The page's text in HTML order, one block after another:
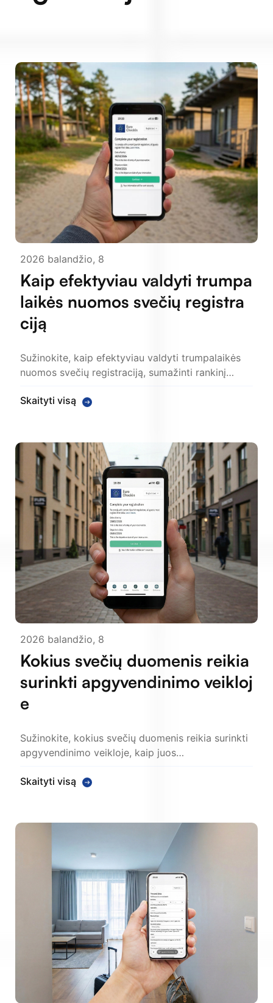
2026 balandžio, 8
Kaip efektyviau valdyti trumpa
laikės nuomos svečių registra
ciją
Sužinokite, kaip efektyviau valdyti trumpalaikės
nuomos svečių registraciją, sumažinti rankinį…
Skaityti visą
2026 balandžio, 8
Kokius svečių duomenis reikia
surinkti apgyvendinimo veikloj
e
Sužinokite, kokius svečių duomenis reikia surinkti
apgyvendinimo veikloje, kaip juos…
Skaityti visą